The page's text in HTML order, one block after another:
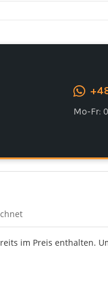
Mo-Fr:
im Preis enthalten.